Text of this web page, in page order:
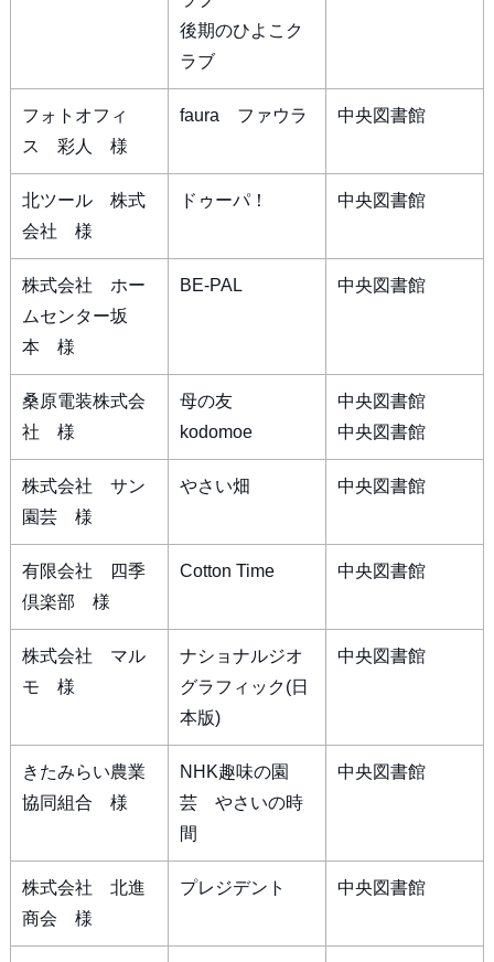
後期のひよこク
ラブ
フォトオフィ
ス 彩人 様
faura ファウラ 中央図書館
北ツール 株式
会社 様
ドゥーパ！ 中央図書館
株式会社 ホー
ムセンター坂
本 様
BE-PAL 中央図書館
桑原電装株式会
社 様
母の友
kodomoe
中央図書館
中央図書館
株式会社 サン
園芸 様
やさい畑 中央図書館
有限会社 四季
倶楽部 様
Cotton Time 中央図書館
株式会社 マル
モ 様
ナショナルジオ
グラフィック(日
本版)
中央図書館
きたみらい農業
協同組合 様
NHK趣味の園
芸 やさいの時
間
中央図書館
株式会社 北進
商会 様
プレジデント 中央図書館